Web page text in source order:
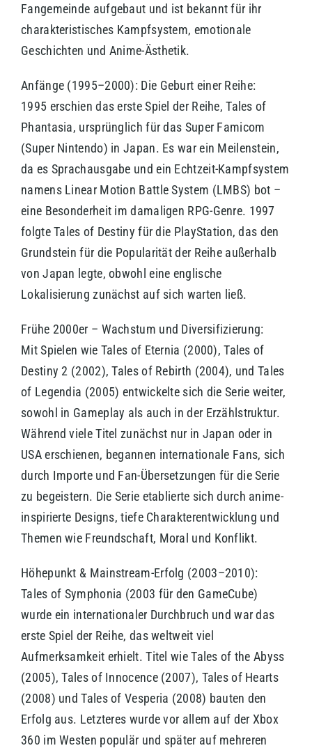
Fangemeinde aufgebaut und ist bekannt für ihr
charakteristisches Kampfsystem, emotionale
Geschichten und Anime-Ästhetik.
Anfänge (1995–2000): Die Geburt einer Reihe:
1995 erschien das erste Spiel der Reihe, Tales of
Phantasia, ursprünglich für das Super Famicom
(Super Nintendo) in Japan. Es war ein Meilenstein,
da es Sprachausgabe und ein Echtzeit-Kampfsystem
namens Linear Motion Battle System (LMBS) bot –
eine Besonderheit im damaligen RPG-Genre. 1997
folgte Tales of Destiny für die PlayStation, das den
Grundstein für die Popularität der Reihe außerhalb
von Japan legte, obwohl eine englische
Lokalisierung zunächst auf sich warten ließ.
Frühe 2000er – Wachstum und Diversifizierung:
Mit Spielen wie Tales of Eternia (2000), Tales of
Destiny 2 (2002), Tales of Rebirth (2004), und Tales
of Legendia (2005) entwickelte sich die Serie weiter,
sowohl in Gameplay als auch in der Erzählstruktur.
Während viele Titel zunächst nur in Japan oder in
USA erschienen, begannen internationale Fans, sich
durch Importe und Fan-Übersetzungen für die Serie
zu begeistern. Die Serie etablierte sich durch anime-
inspirierte Designs, tiefe Charakterentwicklung und
Themen wie Freundschaft, Moral und Konflikt.
Höhepunkt & Mainstream-Erfolg (2003–2010):
Tales of Symphonia (2003 für den GameCube)
wurde ein internationaler Durchbruch und war das
erste Spiel der Reihe, das weltweit viel
Aufmerksamkeit erhielt. Titel wie Tales of the Abyss
(2005), Tales of Innocence (2007), Tales of Hearts
(2008) und Tales of Vesperia (2008) bauten den
Erfolg aus. Letzteres wurde vor allem auf der Xbox
360 im Westen populär und später auf mehreren